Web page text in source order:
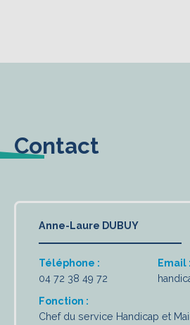
Contact
Anne-Laure DUBUY
Téléphone :
04 72 38 49 72
Email :
Fonction :
Chef du service Handicap et